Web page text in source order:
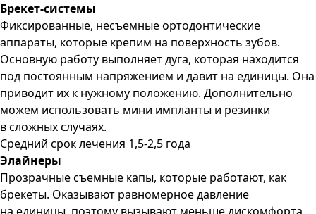
Брекет-системы
Фиксированные, несъемные ортодонтические
аппараты, которые крепим на поверхность зубов.
Основную работу выполняет дуга, которая находится
под постоянным напряжением и давит на единицы. Она
приводит их к нужному положению. Дополнительно
можем использовать мини импланты и резинки
в сложных случаях.
Средний срок лечения 1,5-2,5 года
Элайнеры
Прозрачные съемные капы, которые работают, как
брекеты. Оказывают равномерное давление